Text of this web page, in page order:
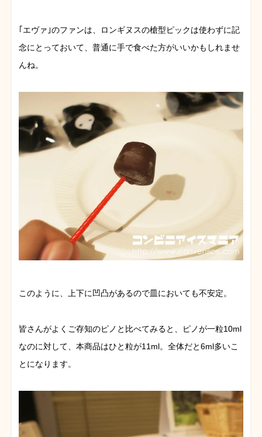
｢エヴァ｣のファンは、ロンギヌスの槍型ピックは使わずに記
念にとっておいて、普通に手で食べた方がいいかもしれませ
んね。
このように、上下に凹凸があるので皿においても不安定。
皆さんがよくご存知のピノと比べてみると、ピノが一粒10ml
なのに対して、本商品はひと粒が11ml。全体だと6ml多いこ
とになります。